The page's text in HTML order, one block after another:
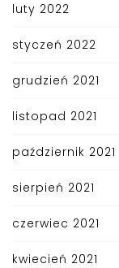
luty 2022
styczeń 2022
grudzień 2021
listopad 2021
październik 2021
sierpień 2021
czerwiec 2021
kwiecień 2021